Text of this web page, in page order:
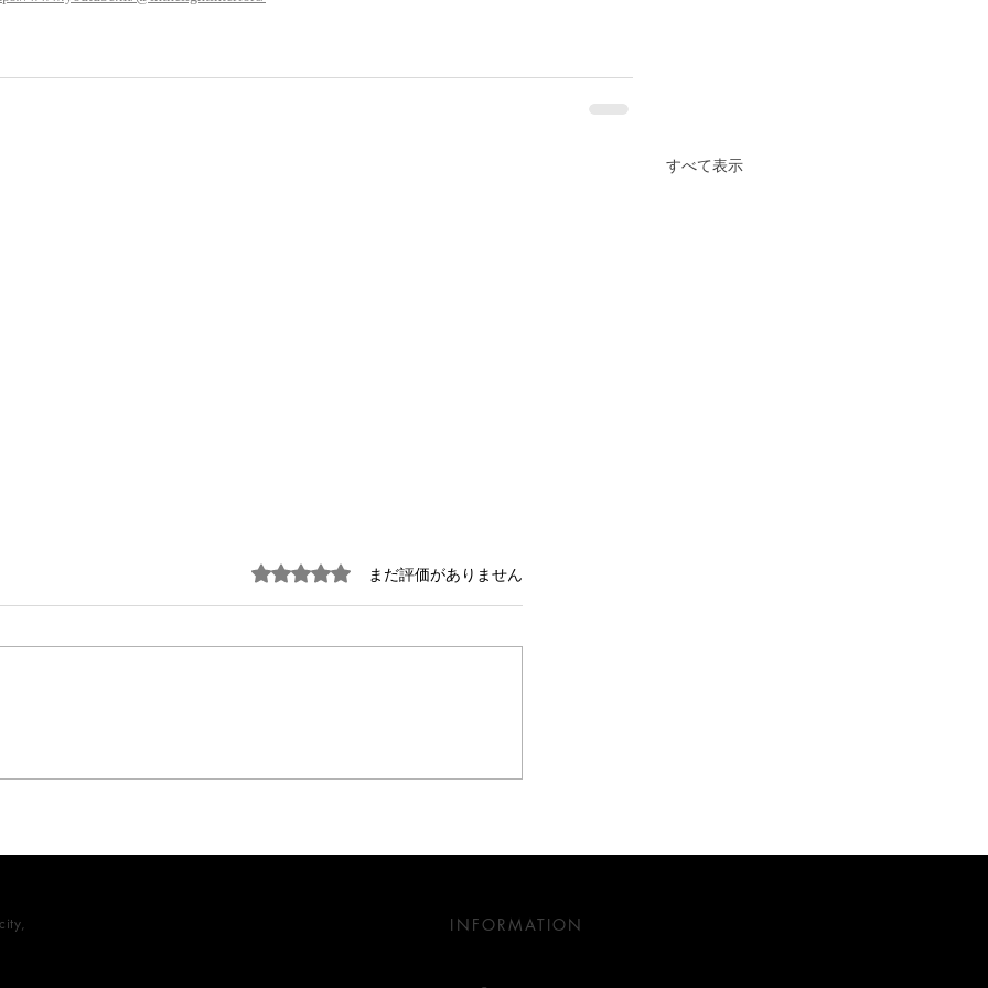
すべて表示
夫』
陰翳礼讃
5つ星のうち0と評価されています。
まだ評価がありません
INFORMATION